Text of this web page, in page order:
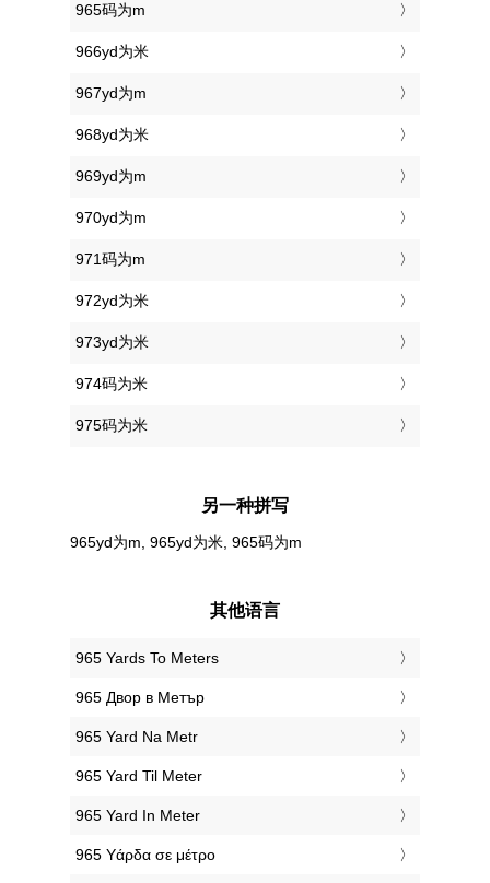
965码为m
966yd为米
967yd为m
968yd为米
969yd为m
970yd为m
971码为m
972yd为米
973yd为米
974码为米
975码为米
另一种拼写
965yd为m, 965yd为米, 965码为m
其他语言
‎965 Yards To Meters
‎965 Двор в Метър
‎965 Yard Na Metr
‎965 Yard Til Meter
‎965 Yard In Meter
‎965 Υάρδα σε μέτρο